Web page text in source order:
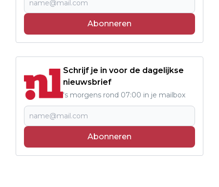
Abonneren
Schrijf je in voor de dagelijkse
nieuwsbrief
's morgens rond 07:00 in je mailbox
Abonneren